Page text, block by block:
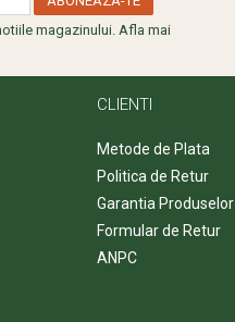
magazinului. Afla mai
CLIENTI
Metode de Plata
Politica de Retur
Garantia Produselor
Formular de Retur
ANPC